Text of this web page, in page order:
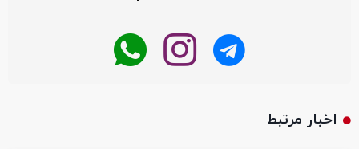
اخبار مرتبط